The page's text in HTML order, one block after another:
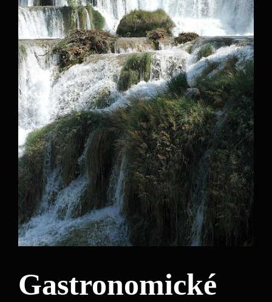
Gastronomické